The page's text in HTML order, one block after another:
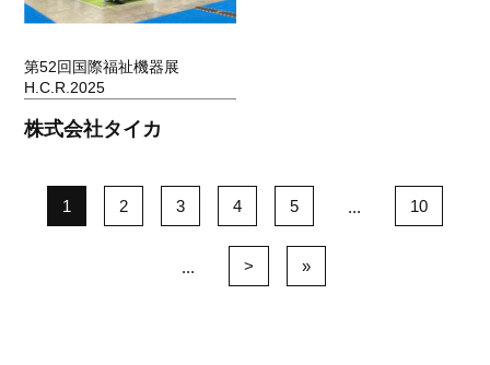
第52回国際福祉機器展
H.C.R.2025
株式会社タイカ
1 2 3 4 5 ... 10
... > »